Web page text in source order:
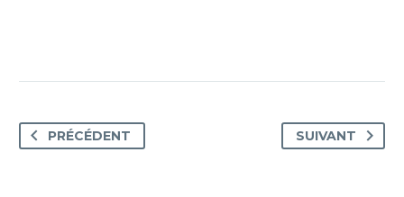
PRÉCÉDENT SUIVANT